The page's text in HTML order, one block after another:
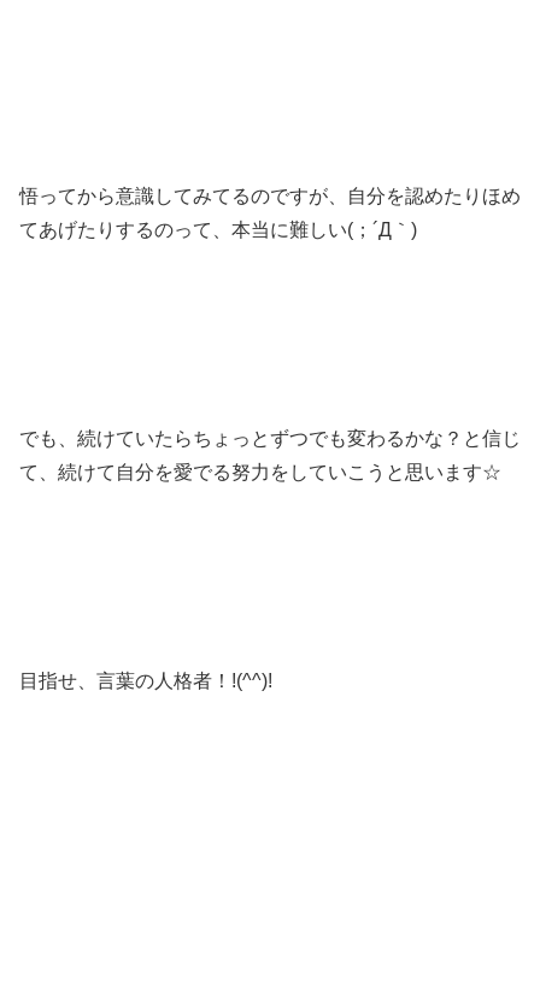
悟ってから意識してみてるのですが、自分を認めたりほめ
てあげたりするのって、本当に難しい(；´Д｀)
でも、続けていたらちょっとずつでも変わるかな？と信じ
て、続けて自分を愛でる努力をしていこうと思います☆
目指せ、言葉の人格者！!(^^)!